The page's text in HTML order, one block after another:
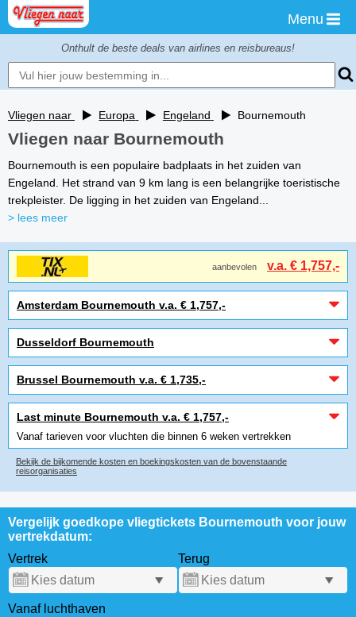
Menu
Onthult de beste deals van airlines en reisbureaus!
Vliegen naar Europa Engeland Bournemouth
Vliegen naar Bournemouth
Bournemouth is een populaire badplaats in het zuiden van
Engeland. Het strand van 9 km lang is een belangrijke toeristische
trekpleister. De ligging in het zuiden van Engeland...
> lees meer
aanbevolen v.a. € 1,757,-
Amsterdam Bournemouth v.a. € 1,757,-
Dusseldorf Bournemouth
Brussel Bournemouth v.a. € 1,735,-
Last minute Bournemouth v.a. € 1,757,-
Vanaf tarieven voor vluchten die binnen 6 weken vertrekken
Bekijk de bijkomende kosten en boekingskosten van de bovenstaande
reisorganisaties
Vergelijk goedkope vliegtickets Bournemouth voor jouw
vertrekdatum:
Vertrek
Terug
Vanaf luchthaven